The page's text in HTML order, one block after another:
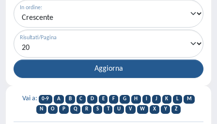
In ordine:
Risultati/Pagina
Vai a: 0-9 A B C D E F G H J K L
M
N
O P Q R S T U V W X Y Z